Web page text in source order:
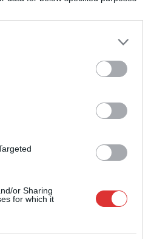
or Sharing
for which it
alig
hogy
élhető város
az egyik
kevesebbet
A Szolnok
JÉGER
Csendélet
remek
Szolnok
Pénteken
Napokon
elnököt az
Kiterjedt
bevetettek a